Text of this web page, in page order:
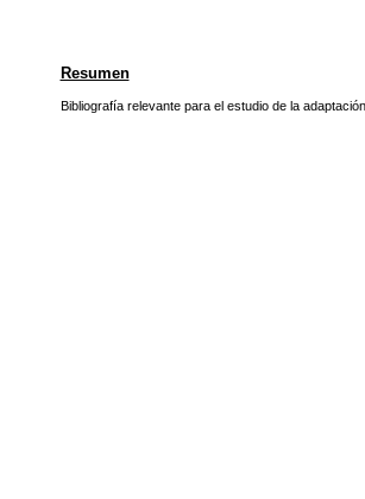
Resumen
Bibliografía relevante para el estudio de la